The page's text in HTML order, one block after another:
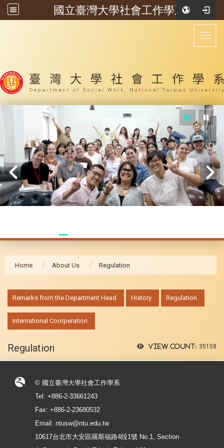
國立臺灣大學社會工作學系
:::
Home About Us Regulation
Remarks from the Department Head History Regulation
International Coorperation
View count: 35158
Regulation
© 國立臺灣大學社會工作學系
Tel: +886-2-33661243
Fax: +886-2-23680532
Email: ntusw@ntu.edu.tw
10617台北市大安區羅斯福路4段1號 No.1, Section